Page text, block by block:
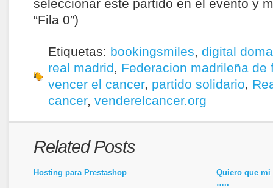
seleccionar este partido en el evento y
“Fila 0″)
Etiquetas: bookingsmiles, digital
real madrid, Federacion madrileña de
vencer el cancer, partido solidario,
cancer, venderelcancer.org
Related Posts
Hosting para Prestashop
Quiero que mi
…..